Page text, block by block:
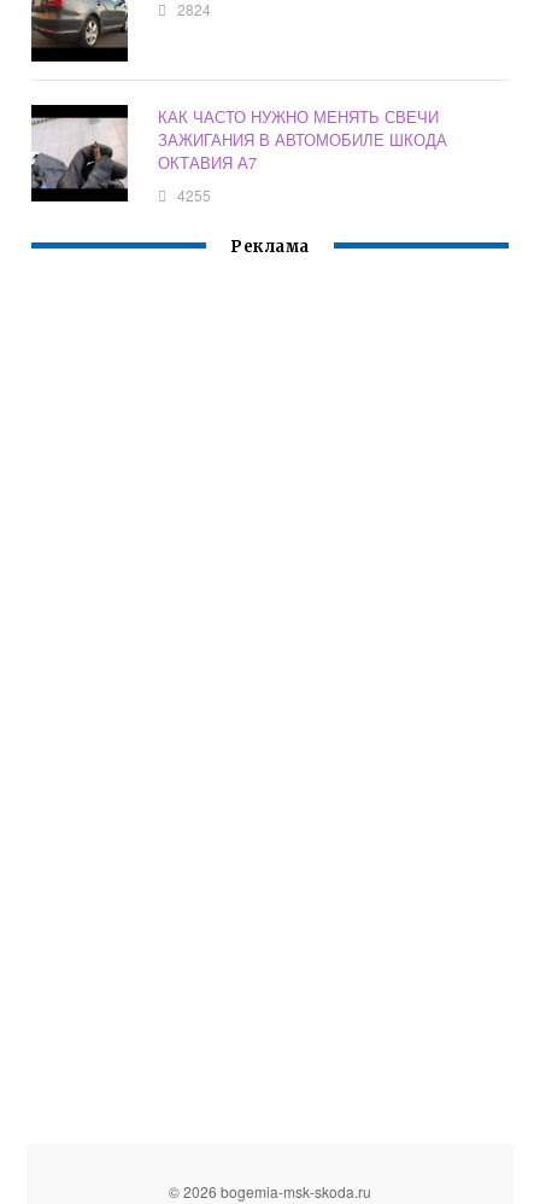
2824
КАК ЧАСТО НУЖНО МЕНЯТЬ СВЕЧИ
ЗАЖИГАНИЯ В АВТОМОБИЛЕ ШКОДА
ОКТАВИЯ А7
4255
Реклама
© 2026 bogemia-msk-skoda.ru